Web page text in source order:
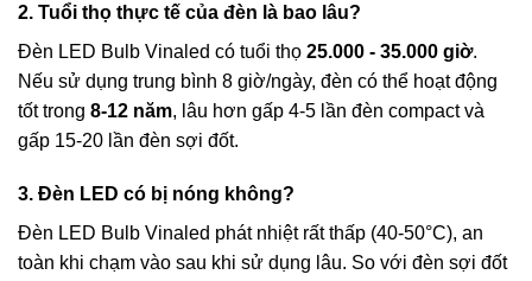
2. Tuổi thọ thực tế của đèn là bao lâu?
Đèn LED Bulb Vinaled có tuổi thọ 25.000 - 35.000 giờ.
Nếu sử dụng trung bình 8 giờ/ngày, đèn có thể hoạt động
tốt trong 8-12 năm, lâu hơn gấp 4-5 lần đèn compact và
gấp 15-20 lần đèn sợi đốt.
3. Đèn LED có bị nóng không?
Đèn LED Bulb Vinaled phát nhiệt rất thấp (40-50°C), an
toàn khi chạm vào sau khi sử dụng lâu. So với đèn sợi đốt